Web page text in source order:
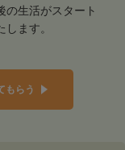
の生活がスタート
ます。
もらう